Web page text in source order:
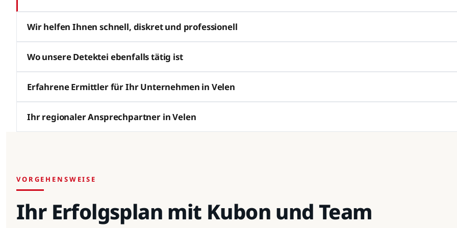
Wir helfen Ihnen schnell, diskret und professionell
Wo unsere Detektei ebenfalls tätig ist
Erfahrene Ermittler für Ihr Unternehmen in Velen
Ihr regionaler Ansprechpartner in Velen
VORGEHENSWEISE
Ihr Erfolgsplan mit Kubon und Team